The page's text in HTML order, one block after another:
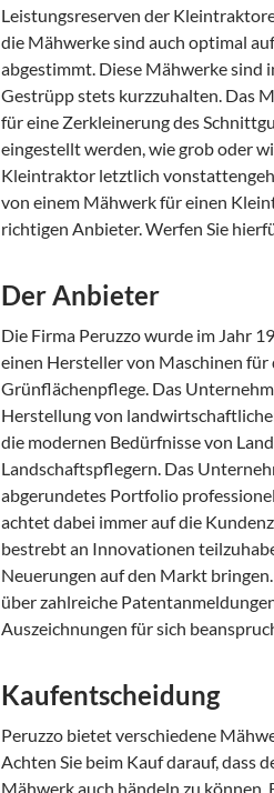
Leistungsreserven der
die Mähwerke sind auch optimal
abgestimmt. Diese Mähwerke sind
Gestrüpp stets kurzzuhalten. Das
für eine Zerkleinerung des
eingestellt werden, wie grob oder
Kleintraktor letztlich
von einem Mähwerk für einen
richtigen Anbieter. Werfen Sie
Der Anbieter
Die Firma Peruzzo wurde im Jahr
einen Hersteller von Maschinen
Grünflächenpflege. Das
Herstellung von
die modernen Bedürfnisse von
Landschaftspflegern. Das
abgerundetes Portfolio
achtet dabei immer auf die
bestrebt an Innovationen
Neuerungen auf den Markt
über zahlreiche
Auszeichnungen für sich
Kaufentscheidung
Peruzzo bietet verschiedene
Achten Sie beim Kauf darauf, dass
Mähwerk auch händeln zu können.